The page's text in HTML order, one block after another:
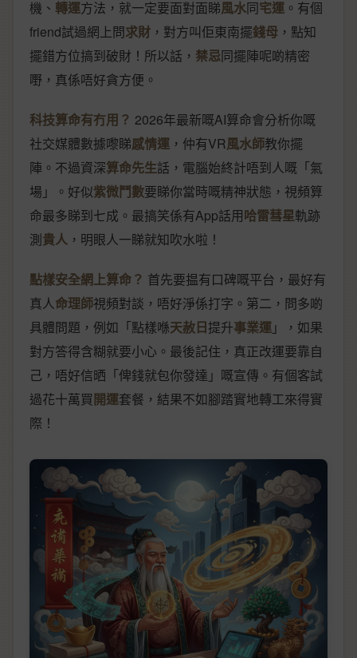
機、 轉運方法，就一定要面對面睇風水同宅運 。有個
friend試過網上問求財 ，對方叫佢東南擺錢母 ，點知
擺錯方位搞到破財！所以話， 禁忌同擺陣呢啲精密
嘢，真係唔好貪方便。
科技算命有冇用？ 2026年最新嘅AI算命會分析你嘅
社交媒體數據嚟睇感情運 ，仲有VR風水師教你擺
陣。不過資深算命先生話，電腦始終計唔到人嘅「氣
場」。好似紫微鬥數要睇你當時嘅精神狀態，視頻算
命最多睇到七成。最搞笑係有App話用哈雷彗星軌跡
測貴人 ，明眼人一睇就知吹水啦！
點樣安全網上算命？ 首先要揾有口碑嘅平台，最好有
真人命理師視頻對談，唔好淨係打字。第二，問多啲
具體問題，例如「點樣喺天赦日提升事業運」，如果
對方答得含糊就要小心。最後記住，真正改運要靠自
己，唔好信晒「俾錢就包你發達」嘅宣傳。有個客試
過花十萬買開運套餐，結果不如腳踏實地轉工來得實
際！